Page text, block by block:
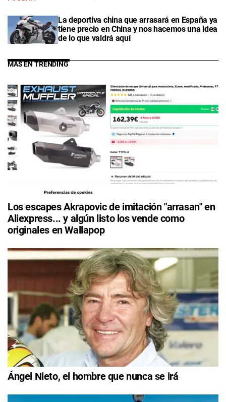
La deportiva china que arrasará en España ya
tiene precio en China y nos hacemos una idea
de lo que valdrá aquí
MÁS EN TRENDING
Los escapes Akrapovic de imitación "arrasan" en
Aliexpress... y algún listo los vende como
originales en Wallapop
Ángel Nieto, el hombre que nunca se irá